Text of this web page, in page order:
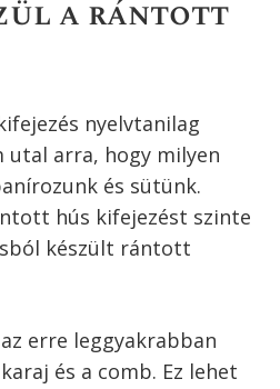
köreteddel, és ha
isteni lesz!